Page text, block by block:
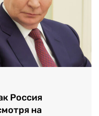
Россия
на